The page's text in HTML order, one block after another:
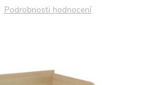
Podrobnosti hodnocení